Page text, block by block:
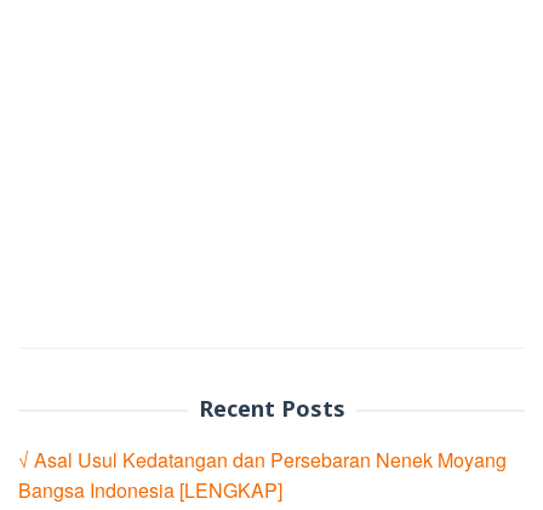
Recent Posts
√ Asal Usul Kedatangan dan Persebaran Nenek Moyang
Bangsa Indonesia [LENGKAP]